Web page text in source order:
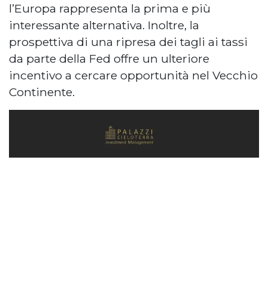
l’Europa rappresenta la prima e più
interessante alternativa. Inoltre, la
prospettiva di una ripresa dei tagli ai tassi
da parte della Fed offre un ulteriore
incentivo a cercare opportunità nel Vecchio
Continente.